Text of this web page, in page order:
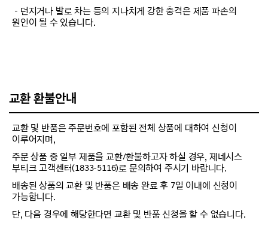
－던지거나 발로 차는 등의 지나치게 강한 충격은 제품 파손의
원인이 될 수 있습니다.
교환 환불안내
교환 및 반품은 주문번호에 포함된 전체 상품에 대하여 신청이
이루어지며,
주문 상품 중 일부 제품을 교환/환불하고자 하실 경우, 제네시스
부티크 고객센터(1833-5116)로 문의하여 주시기 바랍니다.
배송된 상품의 교환 및 반품은 배송 완료 후 7일 이내에 신청이
가능합니다.
단, 다음 경우에 해당한다면 교환 및 반품 신청을 할 수 없습니다.